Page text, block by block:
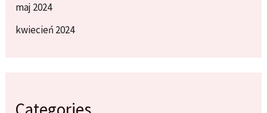
maj 2024
kwiecień 2024